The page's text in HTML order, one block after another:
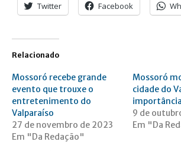
Twitter Facebook
Relacionado
Mossoró recebe grande
evento que trouxe o
entretenimento do
Valparaíso
27 de novembro de 2023
Em "Da Redação"
Mossoró
cidade do
9 de
Em "Da